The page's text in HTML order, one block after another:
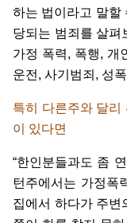
하는 법이라고 말할
당되는 범죄를 살펴
가정 폭력, 폭행,개
운전 , 사기범죄 , 성
특히 다른주와 달리
이
있다면
“한인분들과도 좀
턴주에서는 가정폭
집에서 하다가 주변